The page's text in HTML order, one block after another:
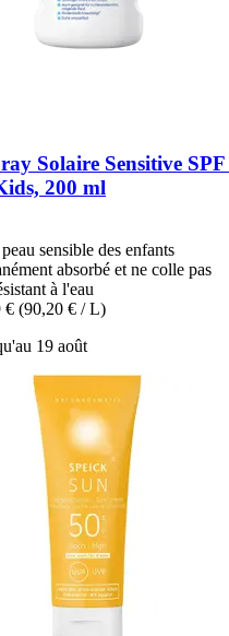
Solaire Sensitive
200 ml
sensible des enfants
absorbé et ne colle pas
à l'eau
€ (90,20 € / L)
19 août